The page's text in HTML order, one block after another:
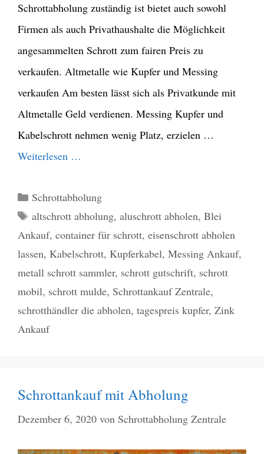
Schrottabholung zuständig ist bietet auch sowohl
Firmen als auch Privathaushalte die Möglichkeit
angesammelten Schrott zum fairen Preis zu
verkaufen. Altmetalle wie Kupfer und Messing
verkaufen Am besten lässt sich als Privatkunde mit
Altmetalle Geld verdienen. Messing Kupfer und
Kabelschrott nehmen wenig Platz, erzielen …
Weiterlesen …
Kategorien
Schrottabholung
Schlagwörter
altschrott abholung, aluschrott abholen, Blei
Ankauf, container für schrott, eisenschrott abholen
lassen, Kabelschrott, Kupferkabel, Messing Ankauf,
metall schrott sammler, schrott gutschrift, schrott
mobil, schrott mulde, Schrottankauf Zentrale,
schrotthändler die abholen, tagespreis kupfer, Zink
Ankauf
Schrottankauf mit Abholung
Dezember 6, 2020 von Schrottabholung Zentrale